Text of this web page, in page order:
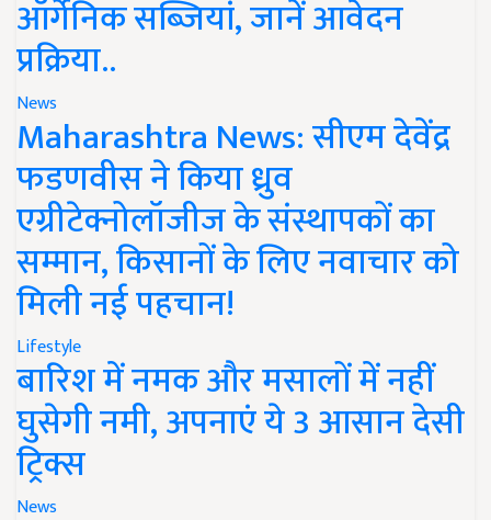
ऑर्गेनिक सब्जियां, जानें आवेदन
प्रक्रिया..
News
Maharashtra News: सीएम देवेंद्र
फडणवीस ने किया ध्रुव
एग्रीटेक्नोलॉजीज के संस्थापकों का
सम्मान, किसानों के लिए नवाचार को
मिली नई पहचान!
Lifestyle
बारिश में नमक और मसालों में नहीं
घुसेगी नमी, अपनाएं ये 3 आसान देसी
ट्रिक्स
News